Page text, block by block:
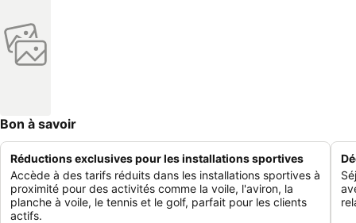
Bon à savoir
Réductions exclusives pour les installations sportives
Accède à des tarifs réduits dans les installations sportives à
proximité pour des activités comme la voile, l'aviron, la
planche à voile, le tennis et le golf, parfait pour les clients
actifs.